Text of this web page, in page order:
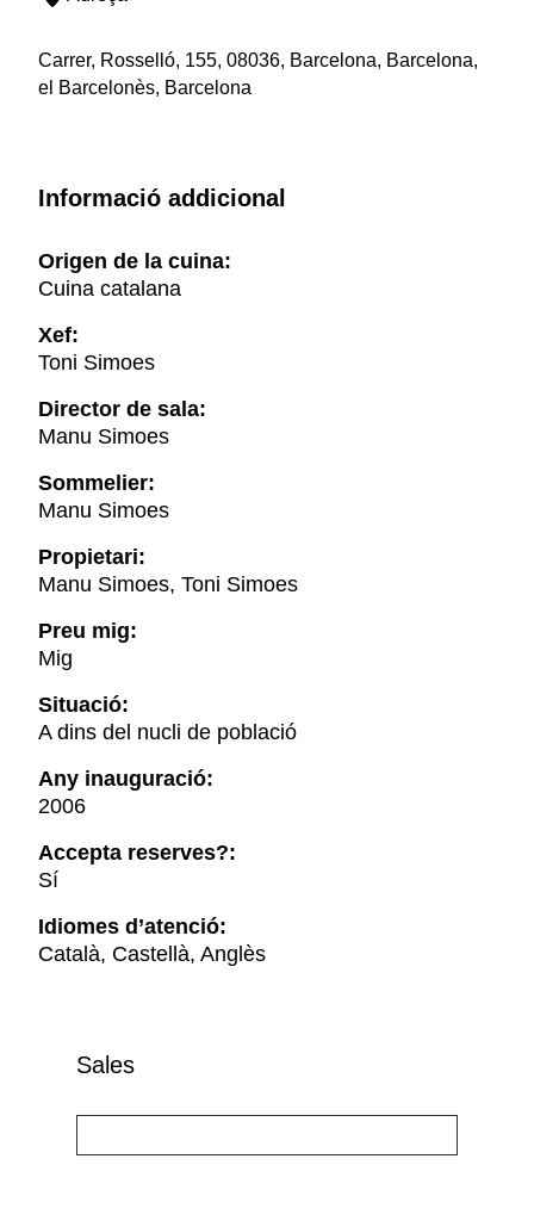
Carrer, Rosselló, 155, 08036, Barcelona, Barcelona,
el Barcelonès, Barcelona
Informació addicional
Origen de la cuina:
Cuina catalana
Xef:
Toni Simoes
Director de sala:
Manu Simoes
Sommelier:
Manu Simoes
Propietari:
Manu Simoes, Toni Simoes
Preu mig:
Mig
Situació:
A dins del nucli de població
Any inauguració:
2006
Accepta reserves?:
Sí
Idiomes d’atenció:
Català, Castellà, Anglès
Sales